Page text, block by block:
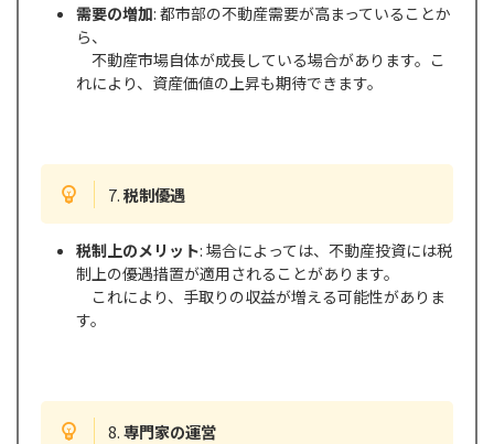
需要の増加: 都市部の不動産需要が高まっていることか
ら、
不動産市場自体が成長している場合があります。こ
れにより、資産価値の上昇も期待できます。
7.税制優遇
税制上のメリット: 場合によっては、不動産投資には税
制上の優遇措置が適用されることがあります。
これにより、手取りの収益が増える可能性がありま
す。
8.専門家の運営